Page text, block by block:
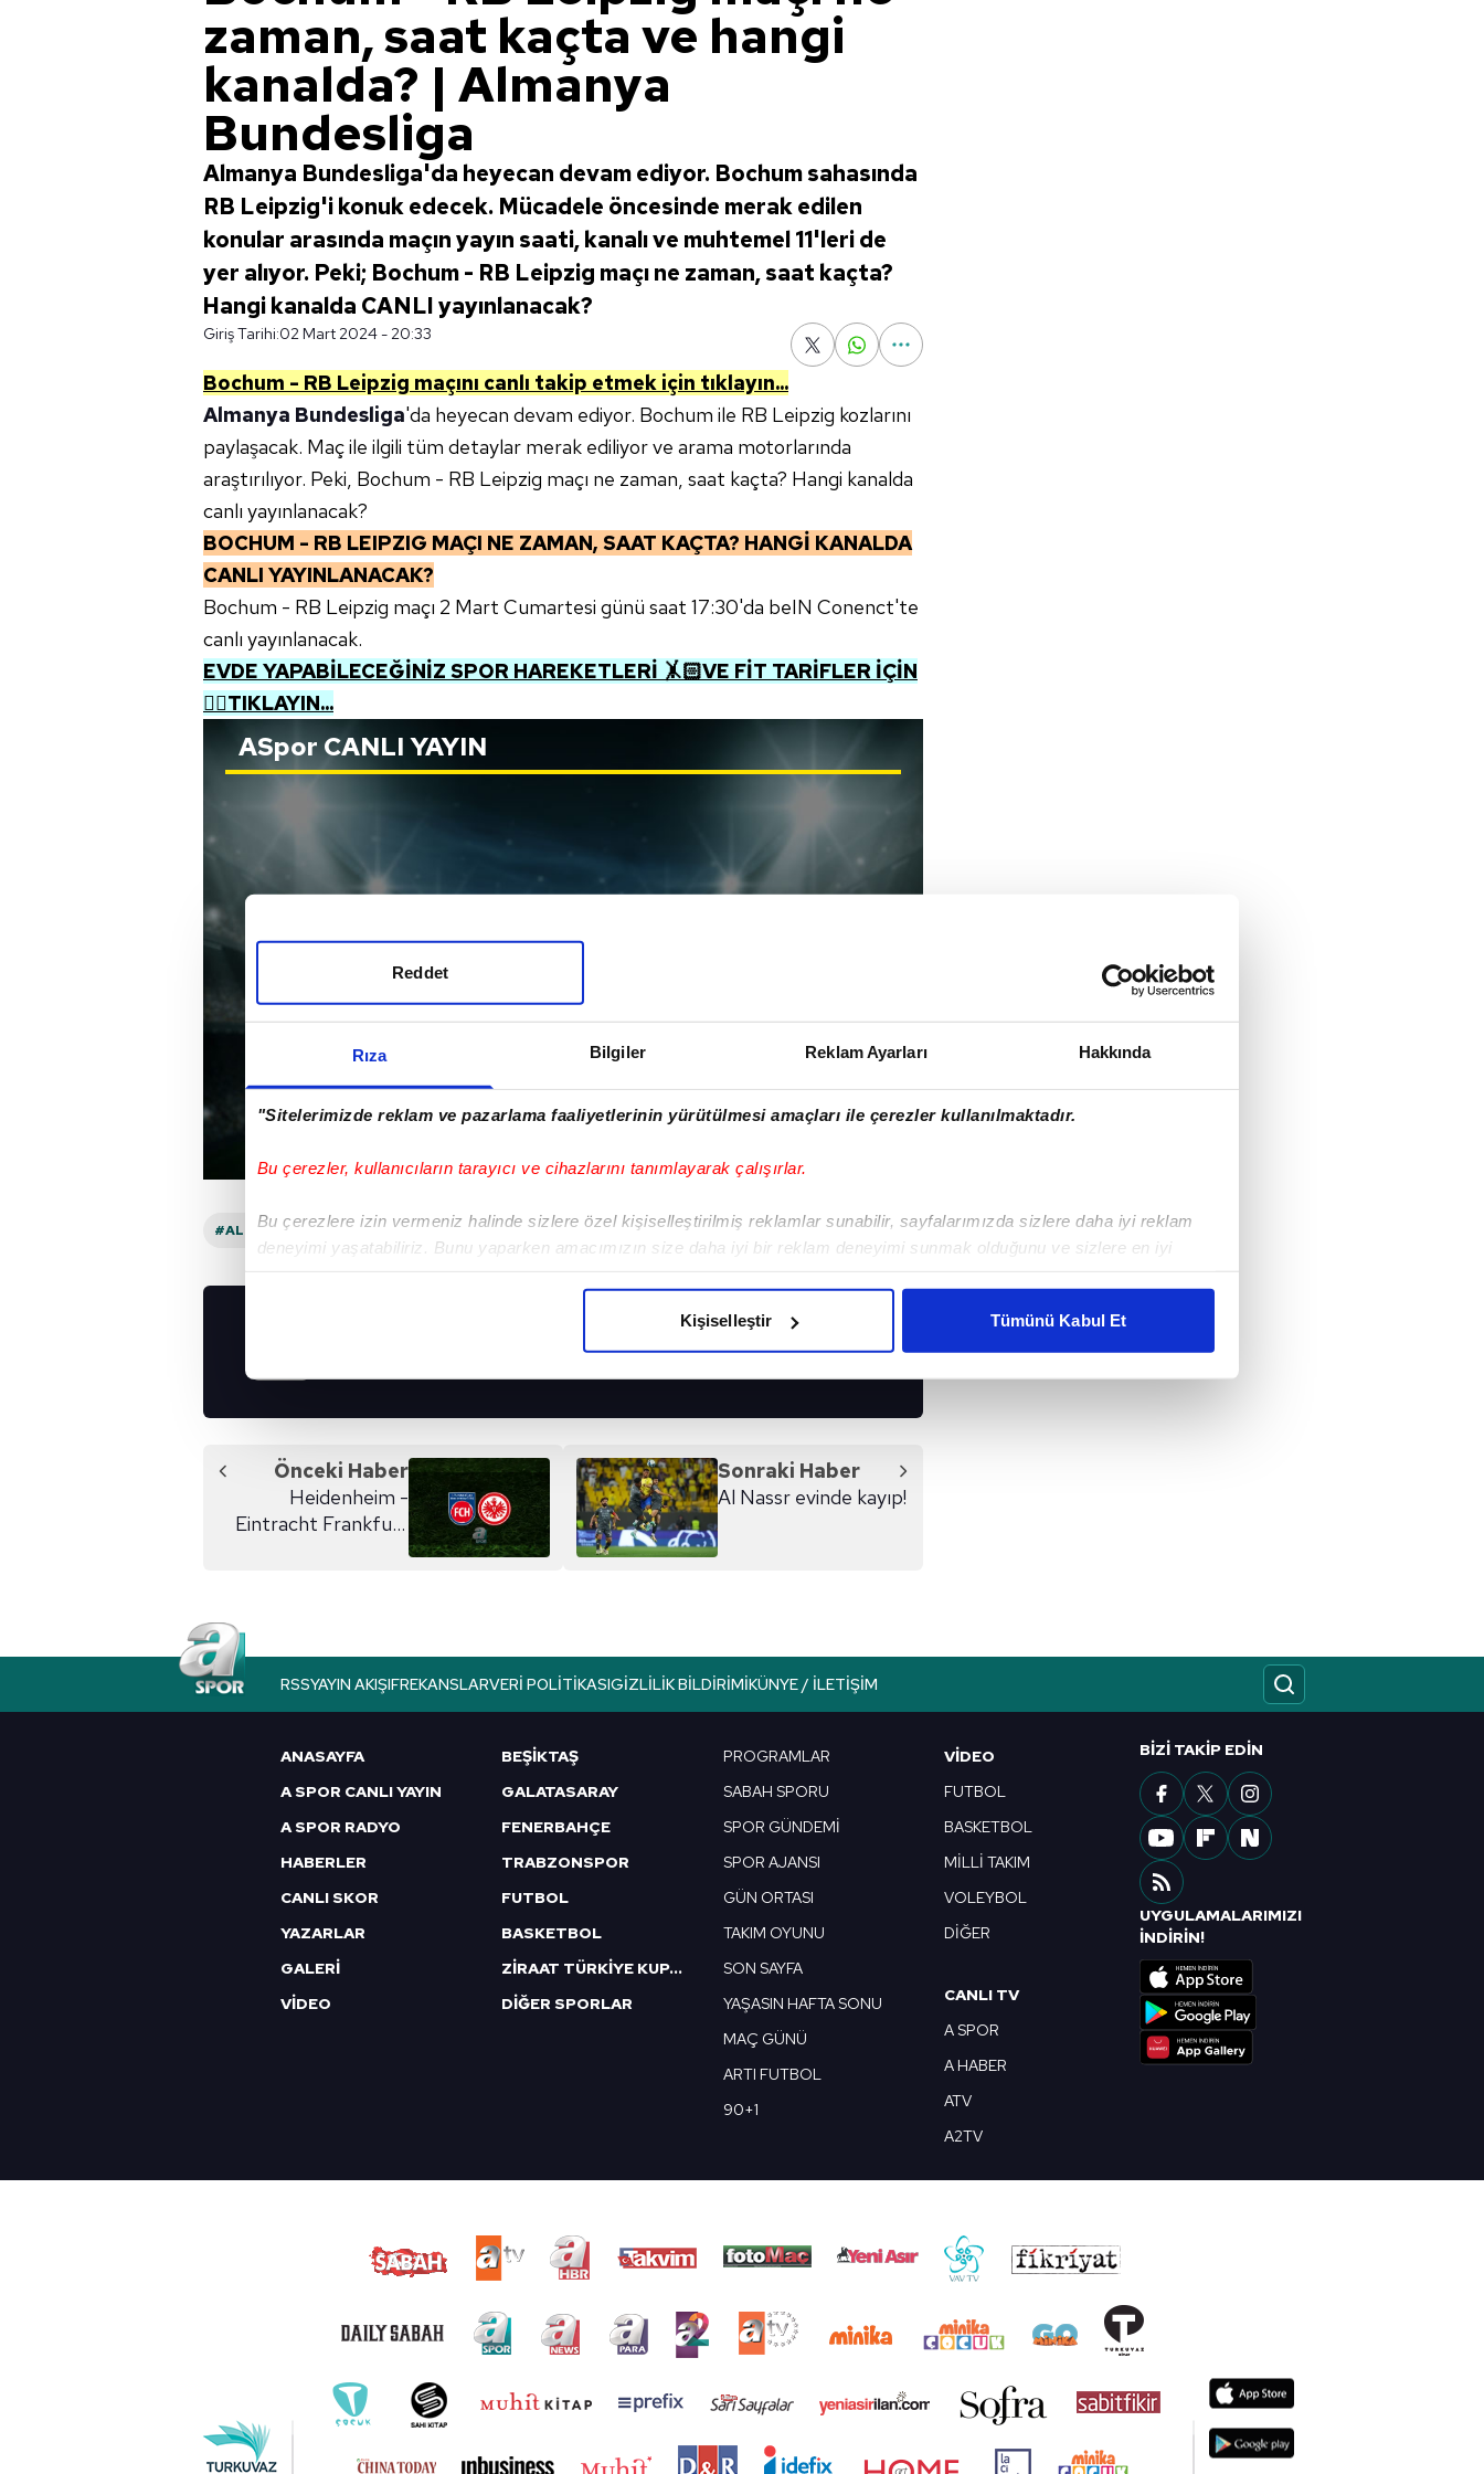
Rıza Bilgiler Reklam Ayarları Hakkında
"Sitelerimizde reklam ve pazarlama faaliyetlerinin yürütülmesi amaçları ile çerezler kullanılmaktadır.
Bu çerezler, kullanıcıların tarayıcı ve cihazlarını tanımlayarak çalışırlar.
Bu çerezlere izin vermeniz halinde sizlere özel kişiselleştirilmiş reklamlar sunabilir, sayfalarımızda sizlere daha iyi reklam
deneyimi yaşatabiliriz. Bunu yaparken amacımızın size daha iyi bir reklam deneyimi sunmak olduğunu ve sizlere en iyi
Her halükârda, kullanıcılar, bu çerezlere izin vermedikleri takdirde, kullanıcılara hedefli reklamlar gösterilmeyecektir."
amacıyla kullanılmaktadır. Diğer çerezler, sitemizin daha işlevsel kılınması ve kişiselleştirilmesi ve sizlere yönelik
reklam/pazarlama faaliyetlerinin yapılması, amaçlarıyla sınırlı olarak açık rızanız dahilinde kullanılacaktır.
Çerezlere ilişkin tercihlerinizi aşağıda yer alan panel vasıtasıyla belirleyebilirsiniz. Çerezlere ilişkin detaylı bilgi için Ayarlar
Reddet
Kişiselleştir Tümünü Kabul Et
zaman, saat kaçta ve hangi
kanalda? | Almanya
Bundesliga
Almanya Bundesliga'da heyecan devam ediyor. Bochum sahasında
RB Leipzig'i konuk edecek. Mücadele öncesinde merak edilen
konular arasında maçın yayın saati, kanalı ve muhtemel 11'leri de
yer alıyor. Peki; Bochum - RB Leipzig maçı ne zaman, saat kaçta?
Hangi kanalda CANLI yayınlanacak?
Giriş Tarihi:02 Mart 2024 - 20:33
Bochum - RB Leipzig maçını canlı takip etmek için tıklayın...
Almanya Bundesliga'da heyecan devam ediyor. Bochum ile RB Leipzig kozlarını
paylaşacak. Maç ile ilgili tüm detaylar merak ediliyor ve arama motorlarında
araştırılıyor. Peki, Bochum - RB Leipzig maçı ne zaman, saat kaçta? Hangi kanalda
canlı yayınlanacak?
BOCHUM - RB LEIPZIG MAÇI NE ZAMAN, SAAT KAÇTA? HANGİ KANALDA
CANLI YAYINLANACAK?
Bochum - RB Leipzig maçı 2 Mart Cumartesi günü saat 17:30'da beIN Conenct'te
canlı yayınlanacak.
EVDE YAPABİLECEĞİNİZ SPOR HAREKETLERİ 🤸🏻VE FİT TARİFLER İÇİN
👉🏼TIKLAYIN...
ASporCANLI YAYIN
#ALMANYA BUNDESLIGA
Önceki Haber
Heidenheim -
Eintracht Frankfurt
Sonraki Haber
Al Nassr evinde kayıp!
RSSYAYIN AKIŞIFREKANSLARVERI POLITIKASIGIZLILIK BILDIRIMIKÜNYE / İLETIŞIM
ANASAYFA
A SPOR CANLI YAYIN
A SPOR RADYO
HABERLER
CANLI SKOR
YAZARLAR
GALERİ
VİDEO
BEŞİKTAŞ
GALATASARAY
FENERBAHÇE
TRABZONSPOR
FUTBOL
BASKETBOL
ZİRAAT TÜRKİYE KUPASI
DİĞER SPORLAR
PROGRAMLAR
SABAH SPORU
SPOR GÜNDEMİ
SPOR AJANSI
GÜN ORTASI
TAKIM OYUNU
SON SAYFA
YAŞASIN HAFTA SONU
MAÇ GÜNÜ
ARTI FUTBOL
90+1
VIDEO
FUTBOL
BASKETBOL
MİLLİ TAKIM
VOLEYBOL
DİĞER
CANLI TV
A SPOR
A HABER
ATV
A2TV
BIZI TAKIP EDIN
UYGULAMALARIMIZI
İNDİRİN!